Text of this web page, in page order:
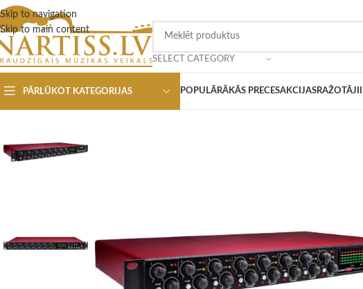
Skip to navigation
Skip to main content
SELECT CATEGORY
PĀRLŪKOT KATEGORIJAS POPULĀRĀKĀS PRECESAKCIJASRAŽOTĀJI